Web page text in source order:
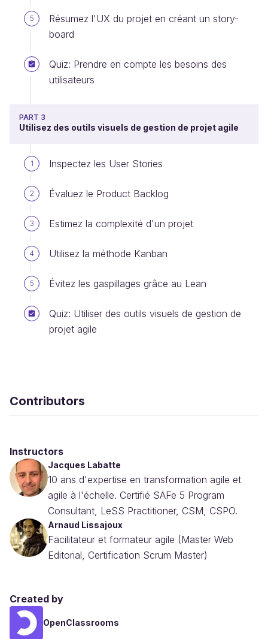
5
Résumez l'UX du projet en créant un story-
board
Quiz: Prendre en compte les besoins des
utilisateurs
PART 3
Utilisez des outils visuels de gestion de projet agile
1 Inspectez les User Stories
2 Évaluez le Product Backlog
3 Estimez la complexité d'un projet
4 Utilisez la méthode Kanban
5 Évitez les gaspillages grâce au Lean
Quiz: Utiliser des outils visuels de gestion de
projet agile
Contributors
Instructors
Jacques Labatte
10 ans d'expertise en transformation agile et
agile à l'échelle. Certifié SAFe 5 Program
Consultant, LeSS Practitioner, CSM, CSPO.
Arnaud Lissajoux
Facilitateur et formateur agile (Master Web
Editorial, Certification Scrum Master)
Created by
OpenClassrooms